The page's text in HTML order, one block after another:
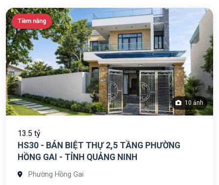
Tiềm năng
10 ảnh
13.5 tỷ
HS30 - BÁN BIỆT THỰ 2,5 TẦNG PHƯỜNG
HỒNG GAI - TỈNH QUẢNG NINH
Phường Hồng Gai